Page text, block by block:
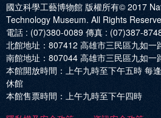
國立科學工藝博物館 版權所有© 2017
Technology Museum. All Rights
電話 : (07)380-0089 傳真 : (07)387-
北館地址： 807412 高雄市三民區九如一
南館地址： 807044 高雄市三民區九如一
本館開放時間： 上午九時至下午五時 每
休館
本館售票時間： 上午九時至下午四時